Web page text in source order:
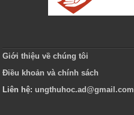
Giới thiệu về chúng tôi
Điều khoản và chính sách
Liên hệ:ungthuhoc.ad@gmail.com